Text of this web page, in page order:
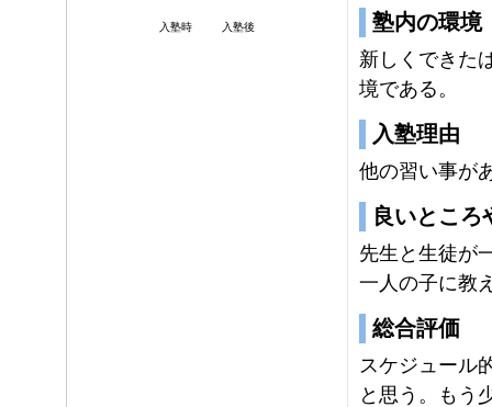
入塾時 入塾後 塾内の環境
新しくできた
境である。
入塾理由
他の習い事が
良いところ
先生と生徒が
一人の子に教
総合評価
スケジュール
と思う。もう